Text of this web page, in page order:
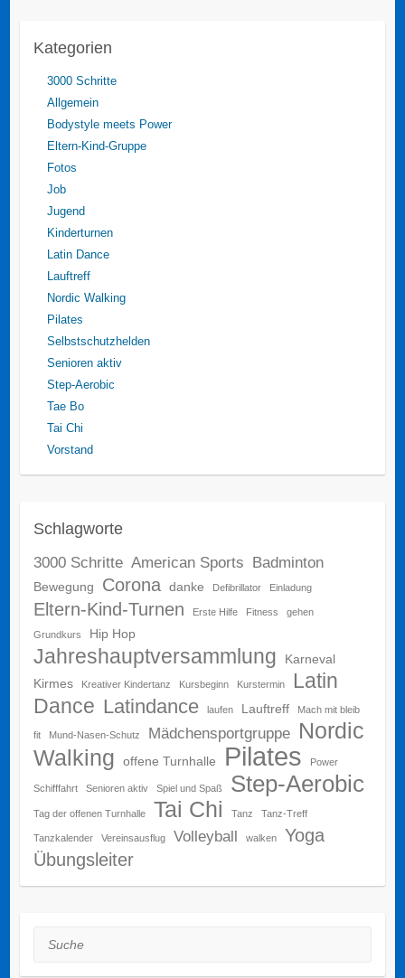
Kategorien
3000 Schritte
Allgemein
Bodystyle meets Power
Eltern-Kind-Gruppe
Fotos
Job
Jugend
Kinderturnen
Latin Dance
Lauftreff
Nordic Walking
Pilates
Selbstschutzhelden
Senioren aktiv
Step-Aerobic
Tae Bo
Tai Chi
Vorstand
Schlagworte
3000 Schritte American Sports Badminton
Bewegung Corona danke Defibrillator Einladung
Eltern-Kind-Turnen Erste Hilfe Fitness gehen
Grundkurs Hip Hop
Jahreshauptversammlung
Karneval
Kirmes
Kreativer Kindertanz Kursbeginn Kurstermin
Latin
Dance Latindance laufen Lauftreff Mach mit bleib
fit Mund-Nasen-Schutz Mädchensportgruppe Nordic
Walking
offene Turnhalle Pilates Power
Schifffahrt Senioren aktiv Spiel und Spaß Step-Aerobic
Tag der offenen Turnhalle Tai Chi Tanz Tanz-Treff
Tanzkalender Vereinsausflug Volleyball walken
Yoga
Übungsleiter
Suche